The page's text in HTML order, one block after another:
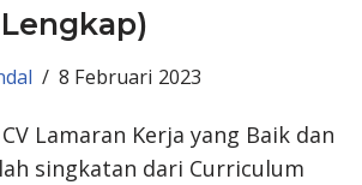
8 Februari 2023
Lamaran Kerja yang Baik dan
singkatan dari Curriculum